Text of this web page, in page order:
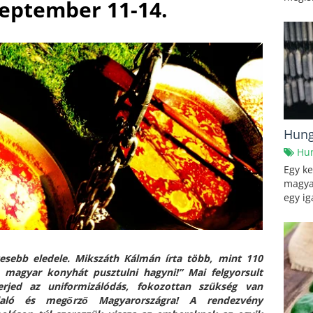
11-14.
eledele. Mikszáth Kálmán írta több, mint 110
konyhát pusztulni hagyni!” Mai felgyorsult
az uniformizálódás, fokozottan szükség van
és megőrző Magyarországra!
A rendezvény
Egy
egy